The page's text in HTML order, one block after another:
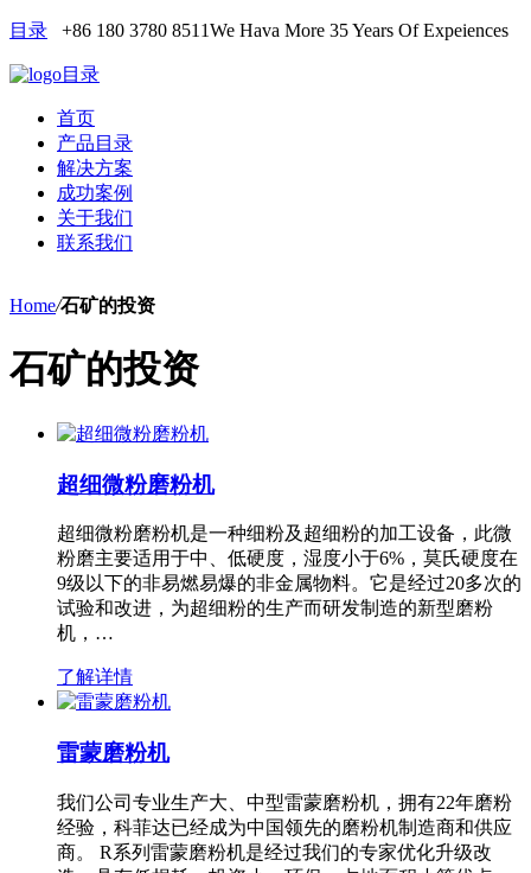
目录 +86 180 3780 8511We Hava More 35 Years Of Expeiences
目录
首页
产品目录
解决方案
成功案例
关于我们
联系我们
Home/石矿的投资
石矿的投资
超细微粉磨粉机
超细微粉磨粉机是一种细粉及超细粉的加工设备，此微
粉磨主要适用于中、低硬度，湿度小于6%，莫氏硬度在
9级以下的非易燃易爆的非金属物料。它是经过20多次的
试验和改进，为超细粉的生产而研发制造的新型磨粉
机，…
了解详情
雷蒙磨粉机
我们公司专业生产大、中型雷蒙磨粉机，拥有22年磨粉
经验，科菲达已经成为中国领先的磨粉机制造商和供应
商。 R系列雷蒙磨粉机是经过我们的专家优化升级改